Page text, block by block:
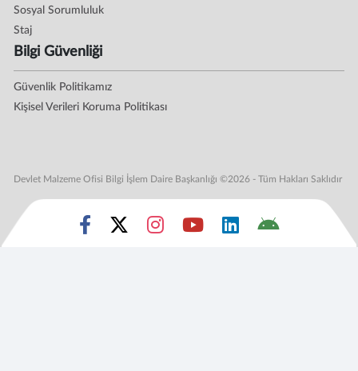
Sosyal Sorumluluk
Staj
Bilgi Güvenliği
Güvenlik Politikamız
Kişisel Verileri Koruma Politikası
Devlet Malzeme Ofisi Bilgi İşlem Daire Başkanlığı ©2026 - Tüm Hakları Saklıdır